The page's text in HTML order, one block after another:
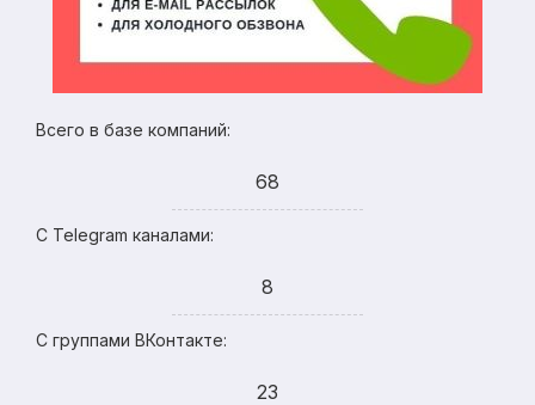
Всего в базе компаний:
68
С Telegram каналами:
8
С группами ВКонтакте:
23